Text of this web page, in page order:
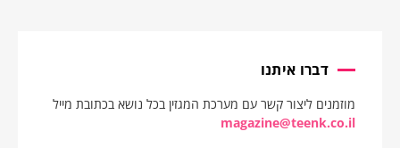
דברו איתנו
מוזמנים ליצור קשר עם מערכת המגזין בכל נושא בכתובת מייל
magazine@teenk.co.il